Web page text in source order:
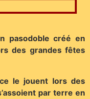
pasodoble créé en
des grandes fêtes
le jouent lors des
par terre en